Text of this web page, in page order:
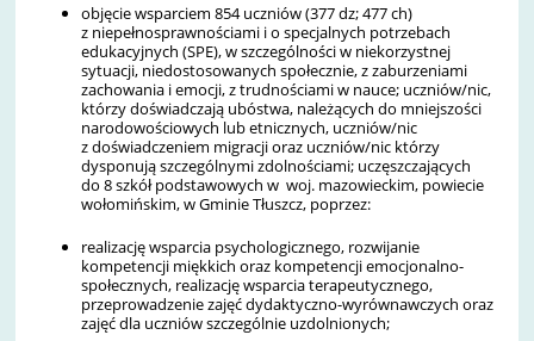
objęcie wsparciem 854 uczniów (377 dz; 477 ch)
z niepełnosprawnościami i o specjalnych potrzebach
edukacyjnych (SPE), w szczególności w niekorzystnej
sytuacji, niedostosowanych społecznie, z zaburzeniami
zachowania i emocji, z trudnościami w nauce; uczniów/nic,
którzy doświadczają ubóstwa, należących do mniejszości
narodowościowych lub etnicznych, uczniów/nic
z doświadczeniem migracji oraz uczniów/nic którzy
dysponują szczególnymi zdolnościami; uczęszczających
do 8 szkół podstawowych w woj. mazowieckim, powiecie
wołomińskim, w Gminie Tłuszcz, poprzez:
realizację wsparcia psychologicznego, rozwijanie
kompetencji miękkich oraz kompetencji emocjonalno-
społecznych, realizację wsparcia terapeutycznego,
przeprowadzenie zajęć dydaktyczno-wyrównawczych oraz
zajęć dla uczniów szczególnie uzdolnionych;